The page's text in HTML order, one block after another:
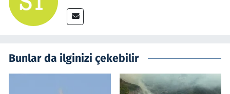
Bunlar da ilginizi çekebilir